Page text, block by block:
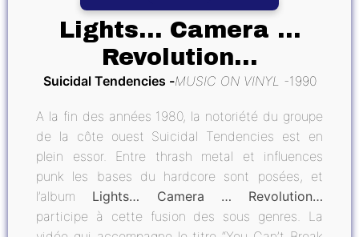
Lights… Camera …
Revolution…
Suicidal Tendencies MUSIC ON VINYL 1990
A la fin des années 1980, la notoriété du groupe
de la côte ouest Suicidal Tendencies est en
plein essor. Entre thrash metal et influences
punk les bases du hardcore sont posées, et
l’album Lights… Camera … Revolution…
participe à cette fusion des sous genres. La